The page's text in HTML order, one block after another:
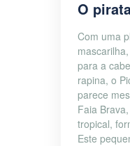
O
Com uma
para a
rapina, o
parece
Faia
tropical,
Este